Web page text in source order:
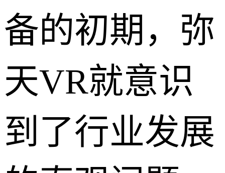
备的初期，弥
天VR就意识
到了行业发展